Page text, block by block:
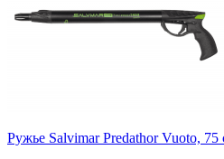
Ружье Salvimar Predathor Vuoto, 75